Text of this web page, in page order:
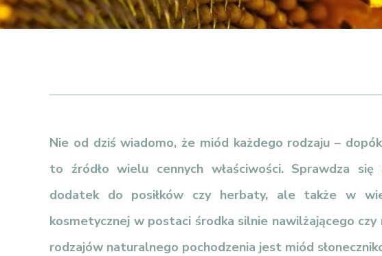
Nie od dziś wiadomo, że miód każdego rodzaju –
to źródło wielu cennych właściwości. Sprawdza
dodatek do posiłków czy herbaty, ale także w
kosmetycznej w postaci środka silnie nawilżającego czy
rodzajów naturalnego pochodzenia jest miód